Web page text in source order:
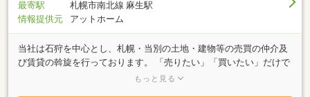
最寄駅
札幌市南北線 麻生駅
情報提供元
アットホーム
当社は石狩を中心とし、札幌・当別の土地・建物等の売買の仲介及
び賃貸の斡旋を行っております。 「売りたい」「買いたい」だけで
はなく、将来に向けての情報収集にもご利用下さい。 又、不動産の
もっと見る